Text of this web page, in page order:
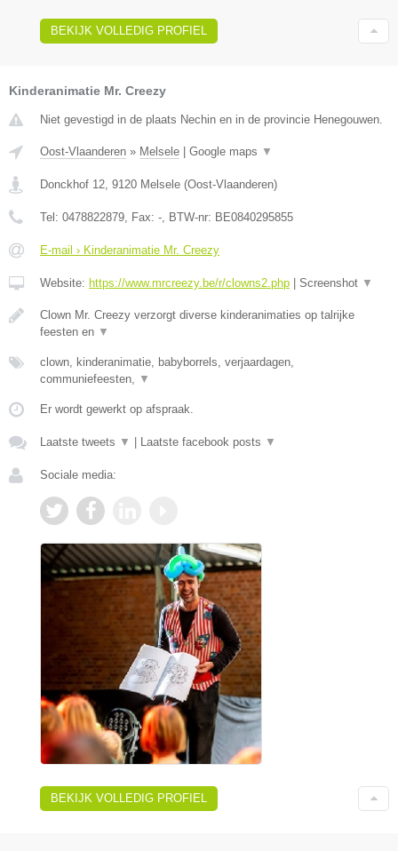
BEKIJK VOLLEDIG PROFIEL
Kinderanimatie Mr. Creezy
Niet gevestigd in de plaats Nechin en in de provincie Henegouwen.
Oost-Vlaanderen » Melsele Google maps ▼
Donckhof 12, 9120 Melsele (Oost-Vlaanderen)
Tel: 0478822879, Fax: -, BTW-nr: BE0840295855
E-mail › Kinderanimatie Mr. Creezy
Website: https://www.mrcreezy.be/r/clowns2.php Screenshot ▼
Clown Mr. Creezy verzorgt diverse kinderanimaties op talrijke
feesten en ▼
clown, kinderanimatie, babyborrels, verjaardagen,
communiefeesten, ▼
Er wordt gewerkt op afspraak.
Laatste tweets ▼ Laatste facebook posts ▼
Sociale media:
BEKIJK VOLLEDIG PROFIEL